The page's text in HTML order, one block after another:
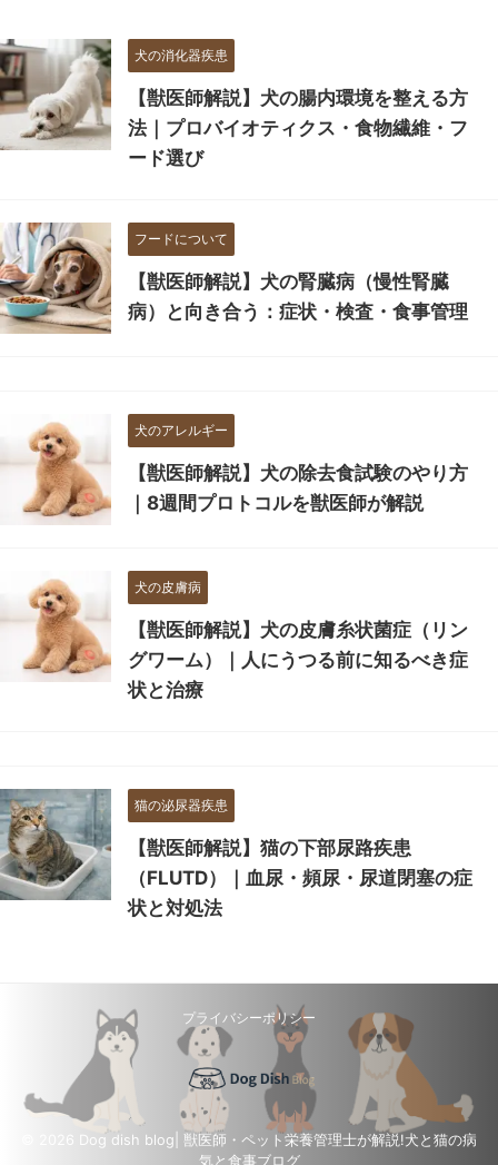
犬の消化器疾患
【獣医師解説】犬の腸内環境を整える方
法｜プロバイオティクス・食物繊維・フ
ード選び
フードについて
【獣医師解説】犬の腎臓病（慢性腎臓
病）と向き合う：症状・検査・食事管理
犬のアレルギー
【獣医師解説】犬の除去食試験のやり方
｜8週間プロトコルを獣医師が解説
犬の皮膚病
【獣医師解説】犬の皮膚糸状菌症（リン
グワーム）｜人にうつる前に知るべき症
状と治療
猫の泌尿器疾患
【獣医師解説】猫の下部尿路疾患
（FLUTD）｜血尿・頻尿・尿道閉塞の症
状と対処法
プライバシーポリシー
© 2026 Dog dish blog| 獣医師・ペット栄養管理士が解説!犬と猫の病
気と食事ブログ